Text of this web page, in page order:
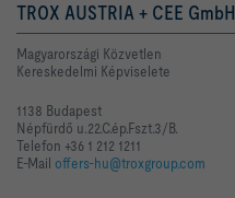
TROX AUSTRIA + CEE GmbH
Magyarországi Közvetlen
Kereskedelmi Képviselete
1138 Budapest
Népfürdő u.22.C.ép.Fszt.3/B.
Telefon +36 1 212 1211
E-Mail offers-hu@troxgroup.com